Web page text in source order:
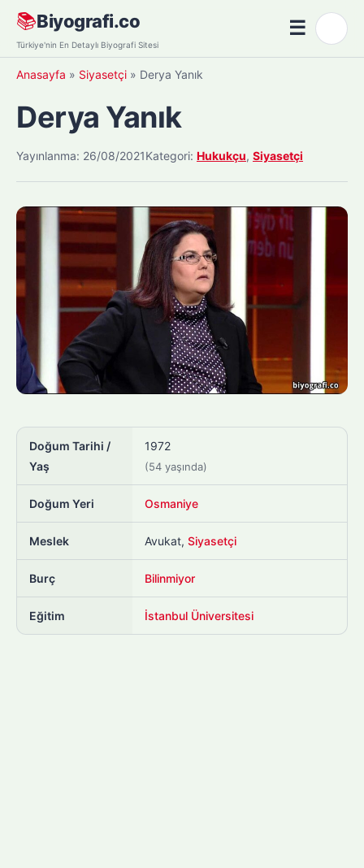
Skip
content
📚Biyografi.co
Türkiye'nin En Detaylı Biyografi Sitesi
☰Menü
Anasayfa » Siyasetçi » Derya Yanık
Derya Yanık
Yayınlanma: 26/08/2021Kategori: Hukukçu, Siyasetçi
Doğum Tarihi /
Yaş
1972
(54 yaşında)
Doğum Yeri Osmaniye
Meslek Avukat, Siyasetçi
Burç Bilinmiyor
Eğitim İstanbul Üniversitesi